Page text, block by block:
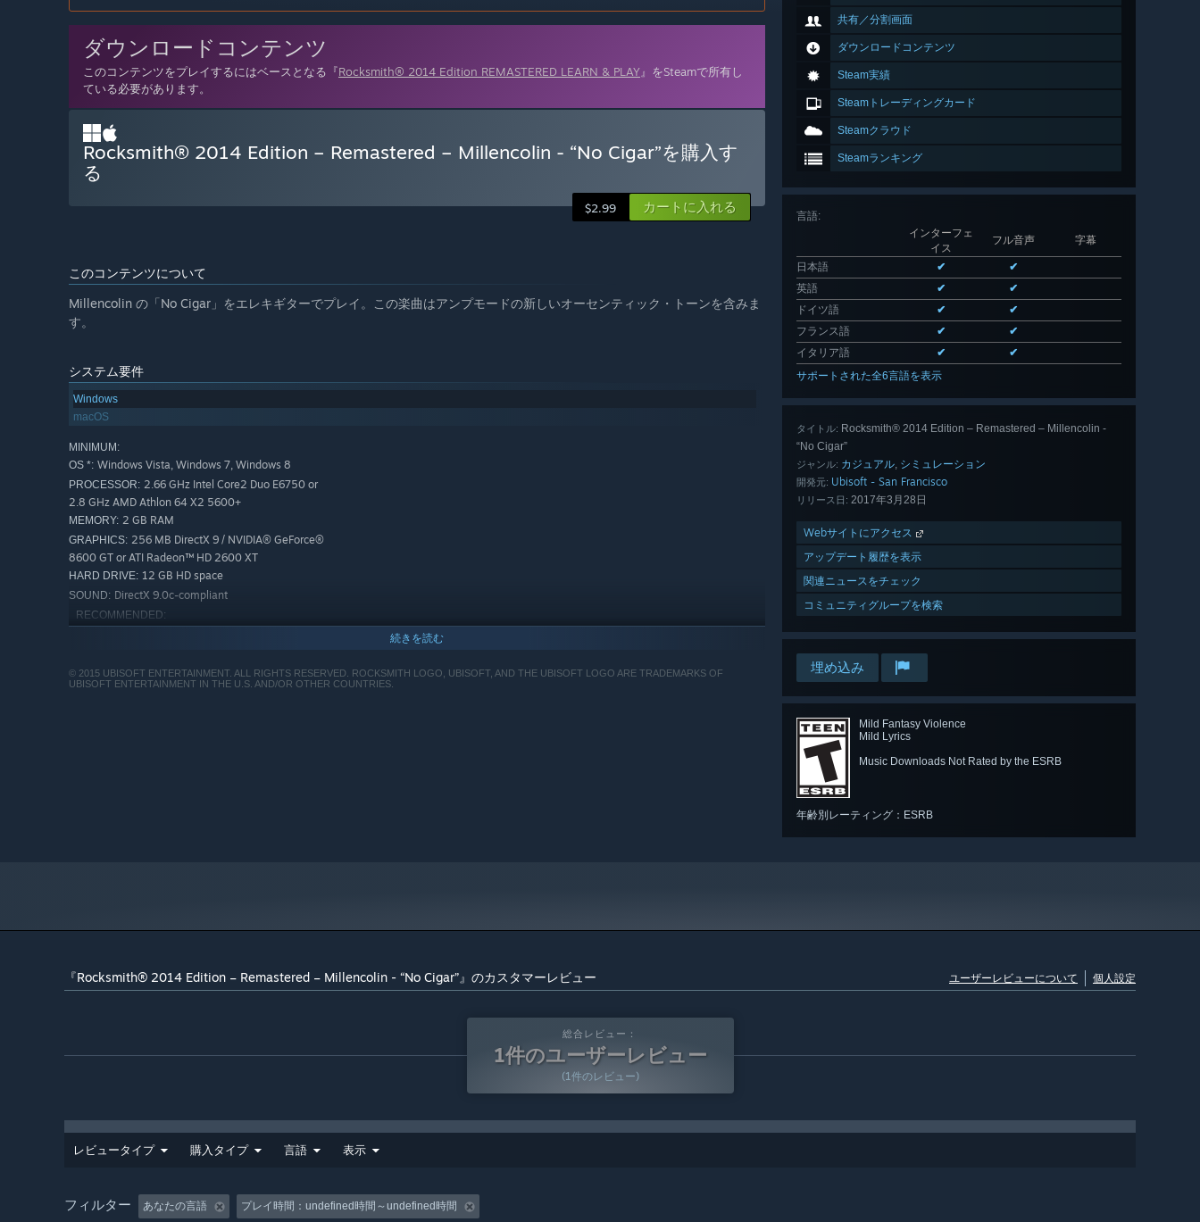
共有／分割画面
ダウンロードコンテンツ
Steam実績
Steamトレーディングカード
Steamクラウド
Steamランキング
言語:
インターフェ
イス
フル音声 字幕
日本語 ✔
✔
英語
✔
✔
ドイツ語
✔
✔
フランス語
✔
✔
イタリア語
✔
✔
サポートされた全6言語を表示
タイトル: Rocksmith® 2014 Edition – Remastered – Millencolin -
“No Cigar”
ジャンル: カジュアル, シミュレーション
開発元: Ubisoft - San Francisco
リリース日: 2017年3月28日
Webサイトにアクセス
アップデート履歴を表示
関連ニュースをチェック
コミュニティグループを検索
埋め込み
Mild Fantasy Violence
Mild Lyrics
Music Downloads Not Rated by the ESRB
年齢別レーティング：ESRB
ダウンロードコンテンツ
このコンテンツをプレイするにはベースとなる『Rocksmith® 2014 Edition REMASTERED LEARN & PLAY』をSteamで所有し
ている必要があります。
Rocksmith® 2014 Edition – Remastered – Millencolin - “No Cigar”を購入す
る
$2.99 カートに入れる
このコンテンツについて
Millencolin の「No Cigar」をエレキギターでプレイ。この楽曲はアンプモードの新しいオーセンティック・トーンを含みま
す。
システム要件
Windows
macOS
MINIMUM:
OS *: Windows Vista, Windows 7, Windows 8
PROCESSOR: 2.66 GHz Intel Core2 Duo E6750 or
2.8 GHz AMD Athlon 64 X2 5600+
MEMORY: 2 GB RAM
GRAPHICS: 256 MB DirectX 9 / NVIDIA® GeForce®
8600 GT or ATI Radeon™ HD 2600 XT
HARD DRIVE: 12 GB HD space
SOUND: DirectX 9.0c-compliant
RECOMMENDED:
Athlon II X3 455
MEMORY: 4 GB RAM
続きを読む
© 2015 UBISOFT ENTERTAINMENT. ALL RIGHTS RESERVED. ROCKSMITH LOGO, UBISOFT, AND THE UBISOFT LOGO ARE TRADEMARKS OF
UBISOFT ENTERTAINMENT IN THE U.S. AND/OR OTHER COUNTRIES.
『Rocksmith® 2014 Edition – Remastered – Millencolin - “No Cigar”』のカスタマーレビュー ユーザーレビューについて 個人設定
総合レビュー：
1件のユーザーレビュー
(1件のレビュー)
レビュータイプ 購入タイプ 言語 表示
フィルター あなたの言語 プレイ時間： undefined時間～undefined時間